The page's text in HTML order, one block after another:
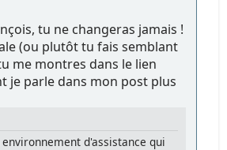
tu ne changeras jamais !
(ou plutôt tu fais semblant
me montres dans le lien
je parle dans mon post plus
environnement d'assistance qui